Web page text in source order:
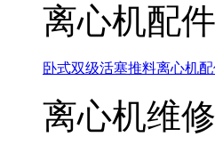
离心机配
卧式双级活塞推料离心机
离心机维